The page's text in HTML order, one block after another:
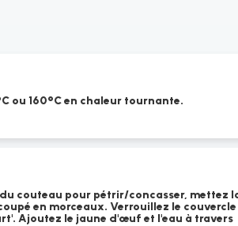
ou 160°C en chaleur tournante.
couteau pour pétrir/concasser, mettez
en morceaux. Verrouillez le
Ajoutez le jaune d'œuf et l'eau à travers